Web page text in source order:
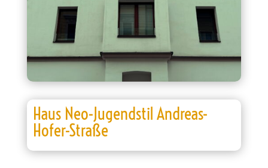
Haus Neo-Jugendstil Andreas-
Hofer-Straße